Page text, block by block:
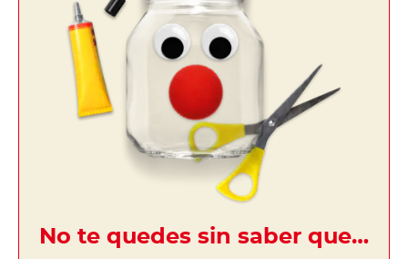
No te quedes sin saber que…